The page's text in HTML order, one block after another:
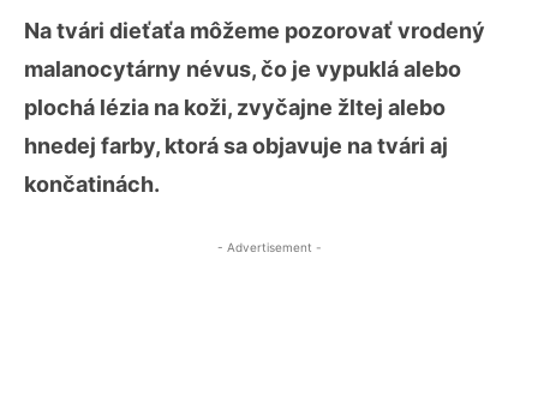
Na tvári dieťaťa môžeme pozorovať vrodený
malanocytárny névus, čo je vypuklá alebo
plochá lézia na koži, zvyčajne žltej alebo
hnedej farby, ktorá sa objavuje na tvári aj
končatinách.
- Advertisement -